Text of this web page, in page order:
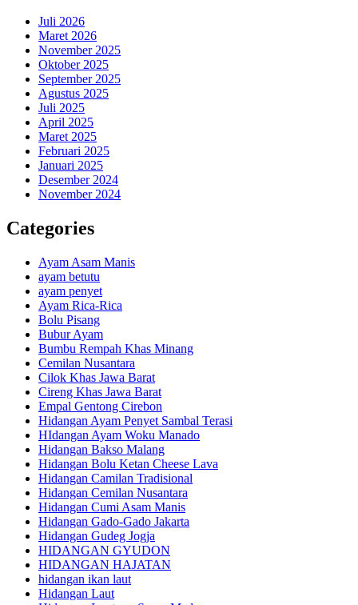
Juli 2026
Maret 2026
November 2025
Oktober 2025
September 2025
Agustus 2025
Juli 2025
April 2025
Maret 2025
Februari 2025
Januari 2025
Desember 2024
November 2024
Categories
Ayam Asam Manis
ayam betutu
ayam penyet
Ayam Rica-Rica
Bolu Pisang
Bubur Ayam
Bumbu Rempah Khas Minang
Cemilan Nusantara
Cilok Khas Jawa Barat
Cireng Khas Jawa Barat
Empal Gentong Cirebon
Hidangan Ayam Penyet Sambal Terasi
HIdangan Ayam Woku Manado
Hidangan Bakso Malang
Hidangan Bolu Ketan Cheese Lava
Hidangan Camilan Tradisional
Hidangan Cemilan Nusantara
Hidangan Cumi Asam Manis
Hidangan Gado-Gado Jakarta
Hidangan Gudeg Jogja
HIDANGAN GYUDON
HIDANGAN HAJATAN
hidangan ikan laut
Hidangan Laut